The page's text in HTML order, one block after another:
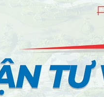
COMPACT PLUS
ELITE
3